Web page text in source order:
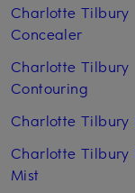
Charlotte Tilbury
Concealer
Charlotte Tilbury
Contouring
Charlotte Tilbury
Charlotte Tilbury
Mist